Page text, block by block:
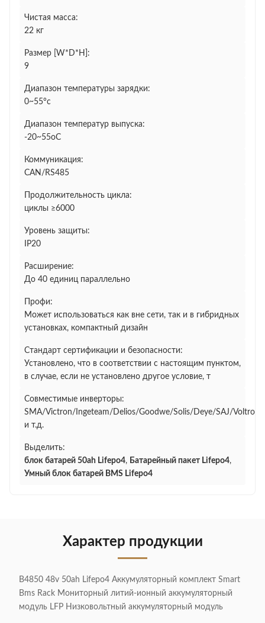
Чистая масса:
22 кг
Размер [W*D*H]:
9
Диапазон температуры зарядки:
0~55°c
Диапазон температур выпуска:
-20~55oC
Коммуникация:
CAN/RS485
Продолжительность цикла:
циклы ≥6000
Уровень защиты:
IP20
Расширение:
До 40 единиц параллельно
Профи:
Может использоваться как вне сети, так и в гибридных
установках, компактный дизайн
Стандарт сертификации и безопасности:
Установлено, что в соответствии с настоящим пунктом,
в случае, если не установлено другое условие, т
Совместимые инверторы:
SMA/Victron/Ingeteam/Delios/Goodwe/Solis/Deye/SAJ/
и т.д.
Выделить:
блок батарей 50ah Lifepo4, Батарейный пакет Lifepo4,
Умный блок батарей BMS Lifepo4
Характер продукции
B4850 48v 50ah Lifepo4 Аккумуляторный комплект Smart
Bms Rack Мониторный литий-ионный аккумуляторный
модуль LFP Низковольтный аккумуляторный модуль